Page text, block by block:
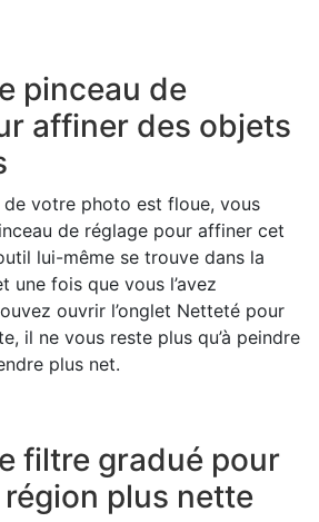
pinceau de
affiner des objets
votre photo est floue, vous
de réglage pour affiner cet
lui-même se trouve dans la
une fois que vous l’avez
ouvrir l’onglet Netteté pour
il ne vous reste plus qu’à peindre
plus net.
filtre gradué pour
plus nette